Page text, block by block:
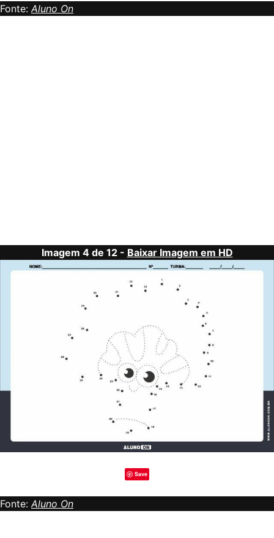
Fonte: Aluno On
Imagem 4 de 12 - Baixar Imagem em HD
Save
Fonte: Aluno On